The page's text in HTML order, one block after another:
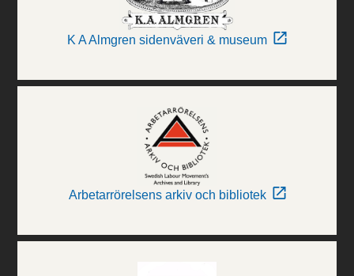
K A Almgren sidenväveri & museum
Arbetarrörelsens arkiv och bibliotek